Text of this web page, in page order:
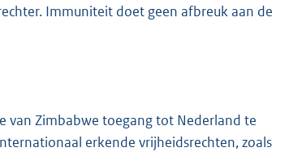
Immuniteit doet geen afbreuk aan de
van Zimbabwe toegang tot Nederland te
erkende vrijheidsrechten, zoals